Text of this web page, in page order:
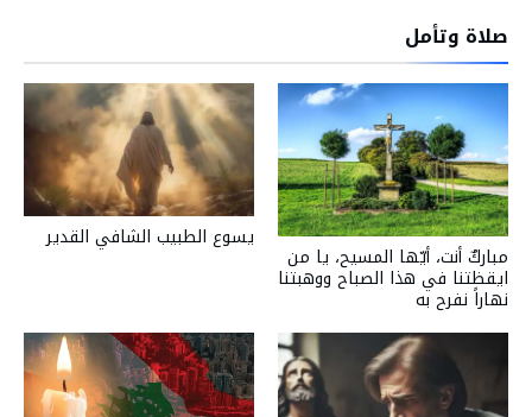
صلاة وتأمل
يسوع الطبيب الشافي القدير
مباركٌ أنت، أيّها المسيح، يا من
ايقظتنا في هذا الصباح ووهبتنا
نهاراً نفرح به